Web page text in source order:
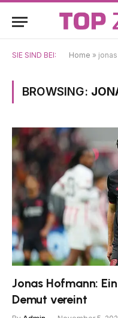
SIE SIND BEI: Home »
BROWSING:
Jonas Hofmann:
Demut vereint